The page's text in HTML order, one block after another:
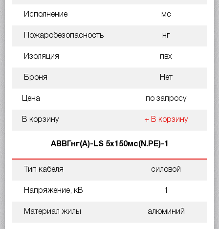
Исполнение мс
Пожаробезопасность нг
Изоляция пвх
Броня Нет
Цена по запросу
В корзину + В корзину
АВВГнг(A)-LS 5х150мс(N.PE)-1
Тип кабеля силовой
Напряжение, кВ 1
Материал жилы алюминий